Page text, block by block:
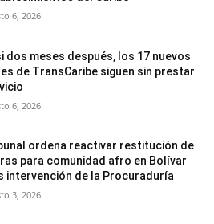
6, 2026
dos meses después, los 17 nuevos
de TransCaribe siguen sin prestar
6, 2026
ordena reactivar restitución de
para comunidad afro en Bolívar
intervención de la Procuraduría
3, 2026